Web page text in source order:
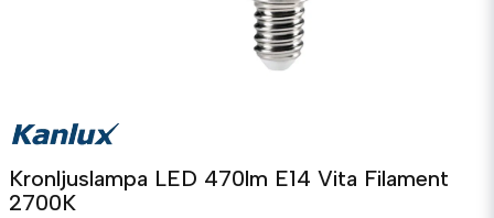
Kronljuslampa LED 470lm E14 Vita Filament
2700K